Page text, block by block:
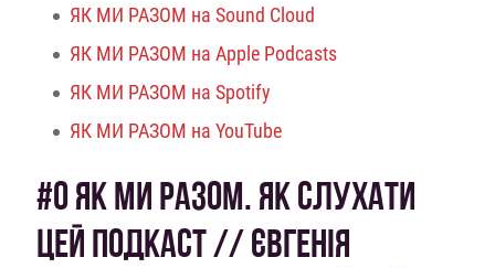
ЯК МИ РАЗОМ на Sound Cloud
ЯК МИ РАЗОМ на Apple Podcasts
ЯК МИ РАЗОМ на Spotify
ЯК МИ РАЗОМ на YouTube
#0 ЯК МИ РАЗОМ. ЯК СЛУХАТИ
ЦЕЙ ПОДКАСТ // ЄВГЕНІЯ